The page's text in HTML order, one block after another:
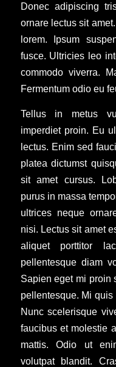
Donec adipiscing
ornare lectus sit
lorem. Ipsum
fusce. Ultricies leo
commodo viverra.
Fermentum odio eu
Tellus in metus
imperdiet proin. Eu
lectus. Enim sed
platea dictumst
sit amet cursus.
purus in massa
ultrices neque
nisi. Lectus sit amet
aliquet porttitor
pellentesque diam
Sapien eget mi proin
pellentesque. Mi
Nunc scelerisque
faucibus et molestie
mattis. Odio ut
volutpat blandit.